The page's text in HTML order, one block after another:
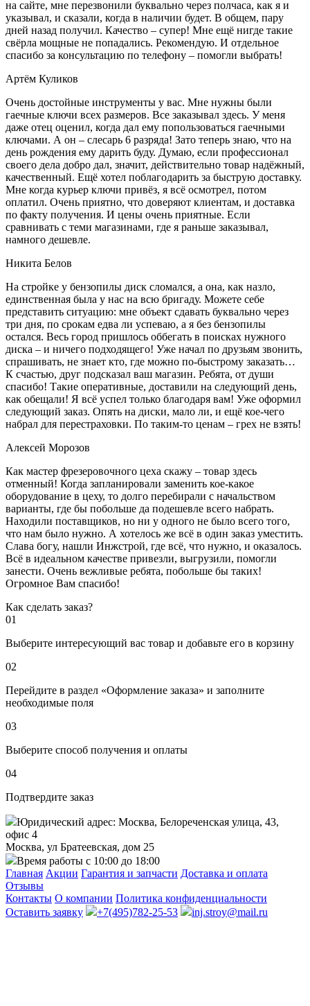
на сайте, мне перезвонили буквально через полчаса, как я и
указывал, и сказали, когда в наличии будет. В общем, пару
дней назад получил. Качество – супер! Мне ещё нигде такие
свёрла мощные не попадались. Рекомендую. И отдельное
спасибо за консультацию по телефону – помогли выбрать!
Артём Куликов
Очень достойные инструменты у вас. Мне нужны были
гаечные ключи всех размеров. Все заказывал здесь. У меня
даже отец оценил, когда дал ему попользоваться гаечными
ключами. А он – слесарь 6 разряда! Зато теперь знаю, что на
день рождения ему дарить буду. Думаю, если профессионал
своего дела добро дал, значит, действительно товар надёжный,
качественный. Ещё хотел поблагодарить за быструю доставку.
Мне когда курьер ключи привёз, я всё осмотрел, потом
оплатил. Очень приятно, что доверяют клиентам, и доставка
по факту получения. И цены очень приятные. Если
сравнивать с теми магазинами, где я раньше заказывал,
намного дешевле.
Никита Белов
На стройке у бензопилы диск сломался, а она, как назло,
единственная была у нас на всю бригаду. Можете себе
представить ситуацию: мне объект сдавать буквально через
три дня, по срокам едва ли успеваю, а я без бензопилы
остался. Весь город пришлось оббегать в поисках нужного
диска – и ничего подходящего! Уже начал по друзьям звонить,
спрашивать, не знает кто, где можно по-быстрому заказать…
К счастью, друг подсказал ваш магазин. Ребята, от души
спасибо! Такие оперативные, доставили на следующий день,
как обещали! Я всё успел только благодаря вам! Уже оформил
следующий заказ. Опять на диски, мало ли, и ещё кое-чего
набрал для перестраховки. По таким-то ценам – грех не взять!
Алексей Морозов
Как мастер фрезеровочного цеха скажу – товар здесь
отменный! Когда запланировали заменить кое-какое
оборудование в цеху, то долго перебирали с начальством
варианты, где бы побольше да подешевле всего набрать.
Находили поставщиков, но ни у одного не было всего того,
что нам было нужно. А хотелось же всё в один заказ уместить.
Слава богу, нашли Инжстрой, где всё, что нужно, и оказалось.
Всё в идеальном качестве привезли, выгрузили, помогли
занести. Очень вежливые ребята, побольше бы таких!
Огромное Вам спасибо!
Как сделать заказ?
01
Выберите интересующий вас товар и добавьте его в корзину
02
Перейдите в раздел «Оформление заказа» и заполните
необходимые поля
03
Выберите способ получения и оплаты
04
Подтвердите заказ
Юридический адрес: Москва, Белореченская улица, 43,
офис 4
Москва, ул Братеевская, дом 25
Время работы с 10:00 до 18:00
Главная Акции Гарантия и запчасти Доставка и оплата
Отзывы
Контакты О компании Политика конфиденциальности
Оставить заявку
+7(495)782-25-53 inj.stroy@mail.ru